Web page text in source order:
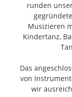
runden
gegründete
Musizieren
Kindertanz,
Das
von
wir